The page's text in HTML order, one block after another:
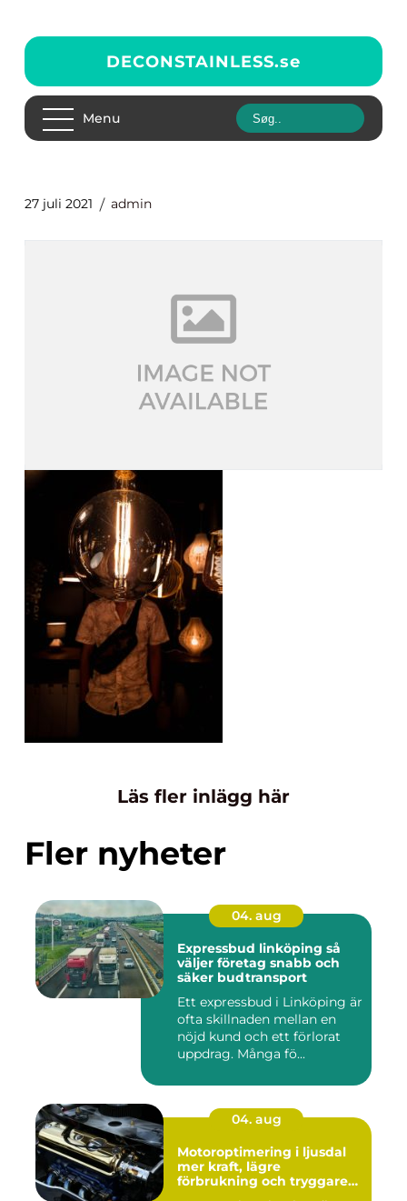
DECONSTAINLESS.se
Menu
27 juli 2021 admin
Läs fler inlägg här
Fler nyheter
04. aug
Expressbud linköping så
väljer företag snabb och
säker budtransport
Ett expressbud i Linköping är
ofta skillnaden mellan en
nöjd kund och ett förlorat
uppdrag. Många fö...
04. aug
Motoroptimering i ljusdal
mer kraft, lägre
förbrukning och tryggare